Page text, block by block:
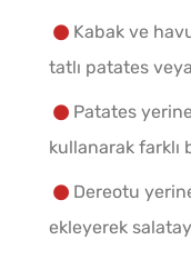
Kabak ve
tatlı patates
Patates
kullanarak farklı
Dereotu
ekleyerek